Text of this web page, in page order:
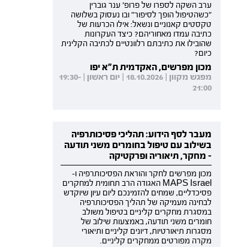
ערב השקה לספרו של פרופ' ענר גוברין
"כשהטיפול הופך לסיפור" ובו נעסוק בשלושה
טקסטים קאנוניים ונשאל: אילו הכרעות של
כתיבה עמדו מאחוריהם? כיצד העקרונות
שהובילו את כתיבתם רלוונטיים לכתיבה הקלינית
כיום?
מכון מפרשים, האקדמית ת"א יפו
מפגש מקוון | 18.10.2026 | יום ראשון | 19:30-
21:00
מעבר לסף הידוע: תהליכי פסיכותרפיה
בשילוב עם טיפול בחומרים משני תודעה
- מחקר, תיאוריה ופרקטיקה
מכון מפרשים לחקר והוראת הפסיכותרפיה ו-
MAPS Israel האגודה הרב תחומית למחקרים
פסיכדליים, שמחים להזמינכם ליום עיון שיוקדש
לבחינה מעמיקה של תהליך הפסיכותרפיה
במסגרת מחקרים קליניים בטיפול משולב
חומרים משני תודעה, באמצעות שילוב של
מסגרות תיאורטיות, דיונים קליניים ותיאורי
מקרה מפורטים ממחקרים קליניים.